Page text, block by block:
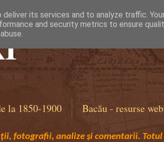
la 1850-1900 Bacău - resurse web
fotografii, analize și comentarii.
its services and to analyze traffic.
and security metrics to ensure